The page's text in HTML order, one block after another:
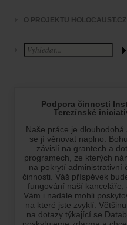
O PROJEKTU HOLOCAUST.CZ